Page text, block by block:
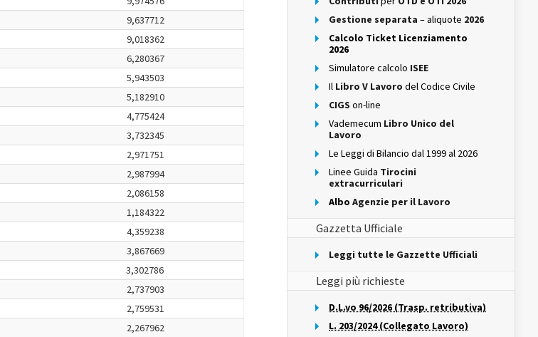
9,637712
9,018362
6,280367
5,943503
5,182910
4,775424
3,732345
2,971751
2,987994
2,086158
1,184322
4,359238
3,867669
3,302786
2,737903
2,759531
2,267962
Gestione separata – aliquote 2026
Calcolo Ticket Licenziamento
2026
Simulatore calcolo ISEE
Il Libro V Lavoro del Codice Civile
CIGS on-line
Vademecum Libro Unico del
Lavoro
Le Leggi di Bilancio dal 1999 al 2026
Linee Guida Tirocini
extracurriculari
Albo Agenzie per il Lavoro
Gazzetta Ufficiale
Leggi tutte le Gazzette Ufficiali
Leggi più richieste
D.L.vo 96/2026 (Trasp. retributiva)
L. 203/2024 (Collegato Lavoro)